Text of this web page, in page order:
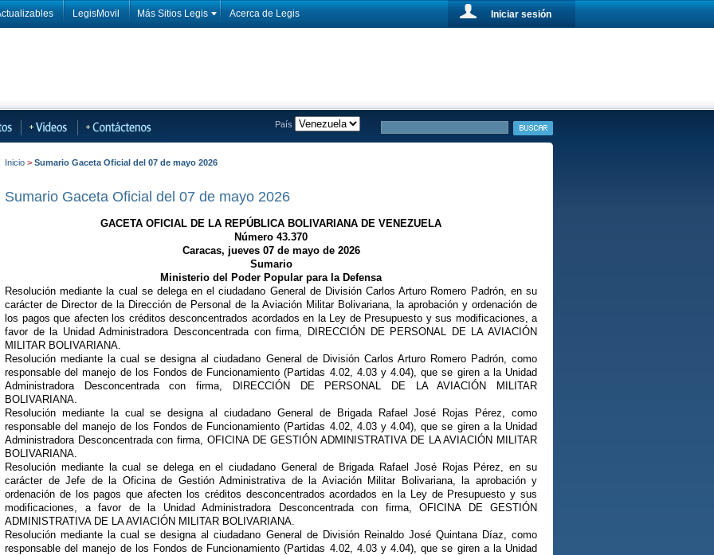
LegisMovil Más Sitios Legis Acerca de Legis Iniciar sesión
País
Inicio > Sumario Gaceta Oficial del 07 de mayo 2026
Sumario Gaceta Oficial del 07 de mayo 2026
GACETA OFICIAL DE LA REPÚBLICA BOLIVARIANA DE VENEZUELA
Número 43.370
Caracas, jueves 07 de mayo de 2026
Sumario
Ministerio del Poder Popular para la Defensa
Resolución mediante la cual se delega en el ciudadano General de División Carlos Arturo Romero Padrón, en su
carácter de Director de la Dirección de Personal de la Aviación Militar Bolivariana, la aprobación y ordenación de
los pagos que afecten los créditos desconcentrados acordados en la Ley de Presupuesto y sus modificaciones, a
favor de la Unidad Administradora Desconcentrada con firma, DIRECCIÓN DE PERSONAL DE LA AVIACIÓN
MILITAR BOLIVARIANA.
Resolución mediante la cual se designa al ciudadano General de División Carlos Arturo Romero Padrón, como
responsable del manejo de los Fondos de Funcionamiento (Partidas 4.02, 4.03 y 4.04), que se giren a la Unidad
Administradora Desconcentrada con firma, DIRECCIÓN DE PERSONAL DE LA AVIACIÓN MILITAR
BOLIVARIANA.
Resolución mediante la cual se designa al ciudadano General de Brigada Rafael José Rojas Pérez, como
responsable del manejo de los Fondos de Funcionamiento (Partidas 4.02, 4.03 y 4.04), que se giren a la Unidad
Administradora Desconcentrada con firma, OFICINA DE GESTIÓN ADMINISTRATIVA DE LA AVIACIÓN MILITAR
BOLIVARIANA.
Resolución mediante la cual se delega en el ciudadano General de Brigada Rafael José Rojas Pérez, en su
carácter de Jefe de la Oficina de Gestión Administrativa de la Aviación Militar Bolivariana, la aprobación y
ordenación de los pagos que afecten los créditos desconcentrados acordados en la Ley de Presupuesto y sus
modificaciones, a favor de la Unidad Administradora Desconcentrada con firma, OFICINA DE GESTIÓN
ADMINISTRATIVA DE LA AVIACIÓN MILITAR BOLIVARIANA.
Resolución mediante la cual se designa al ciudadano General de División Reinaldo José Quintana Díaz, como
responsable del manejo de los Fondos de Funcionamiento (Partidas 4.02, 4.03 y 4.04), que se giren a la Unidad